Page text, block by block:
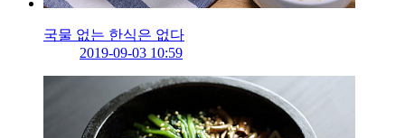
국물 없는 한식은 없다
2019-09-03 10:59